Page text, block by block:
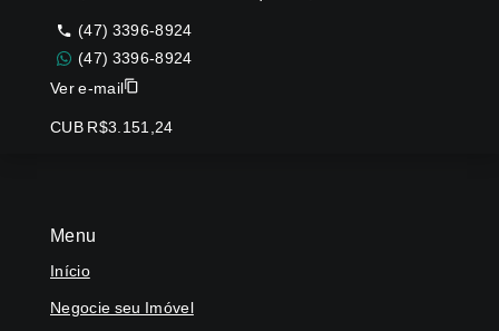
Menu
Início
Negocie seu Imóvel
(47) 3396-8924
(47) 3396-8924
Ver e-mail
CUB R$3.151,24